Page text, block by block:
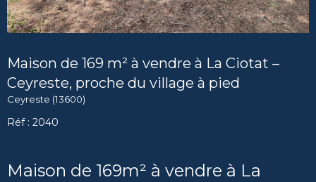
Maison de 169 m² à vendre à La Ciotat –
Ceyreste, proche du village à pied
Ceyreste (13600)
Réf : 2040
Maison de 169m² à vendre à La